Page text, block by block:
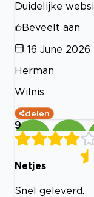
Duidelijke
Beveelt aan
16 June 2026
Herman
Wilnis
delen
9
Netjes
Snel geleverd.